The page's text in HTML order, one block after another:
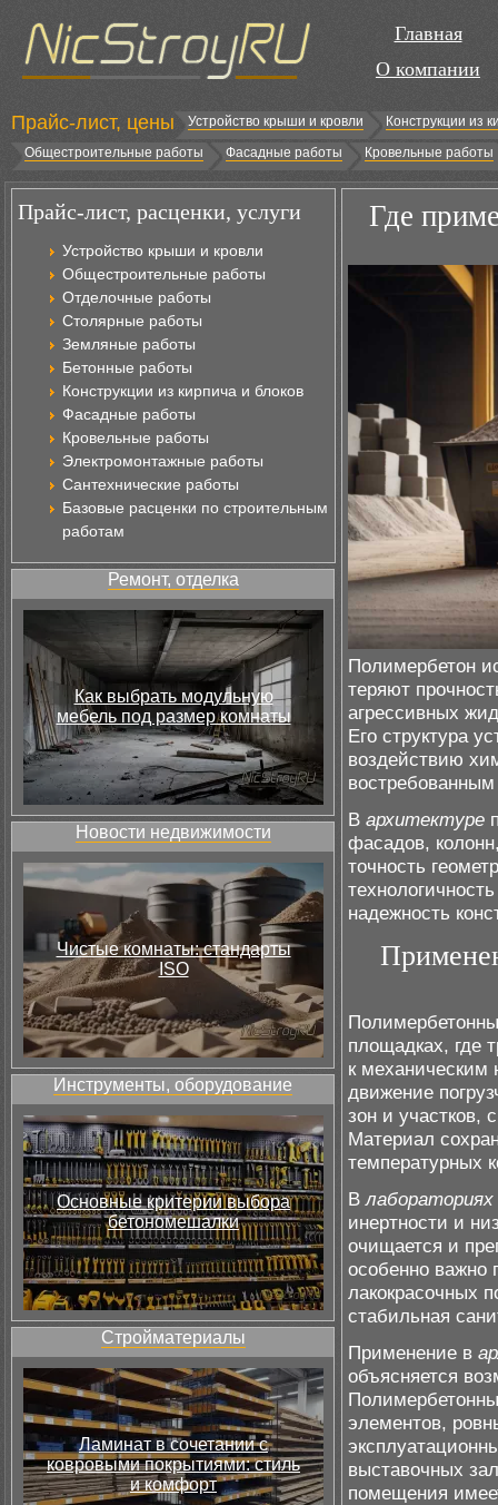
Главная
О компании
Прайс-лист, цены Устройство крыши и кровли
Конструкции из
Общестроительные работы
Фасадные работы Кровельные работы
Прайс-лист, расценки, услуги
Устройство крыши и кровли
Общестроительные работы
Отделочные работы
Столярные работы
Земляные работы
Бетонные работы
Конструкции из кирпича и блоков
Фасадные работы
Кровельные работы
Электромонтажные работы
Сантехнические работы
Базовые расценки по строительным
работам
Ремонт, отделка
Как выбрать модульную
мебель под размер комнаты
Новости недвижимости
Чистые комнаты: стандарты
ISO
Инструменты, оборудование
Основные критерии выбора
бетономешалки
Стройматериалы
Ламинат в сочетании с
ковровыми покрытиями: стиль
и комфорт
Где
Полимербетон
теряют
агрессивных
Его структура
воздействию
В архитектуре
фасадов,
точность
надежность
площадках, где
к механическим
движение
зон и участков,
Материал
температурных
Влабораториях
инертности и
очищается и
особенно важно
лакокрасочных
стабильная
Применение в
объясняется
элементов,
выставочных
помещения